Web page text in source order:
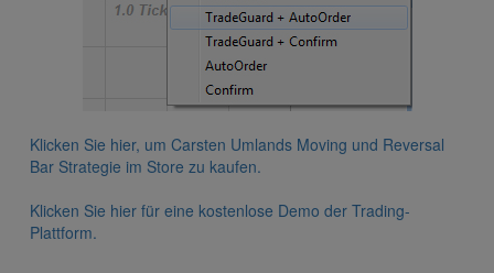
Klicken Sie hier, um Carsten Umlands Moving und Reversal
Bar Strategie im Store zu kaufen.
Klicken Sie hier für eine kostenlose Demo der Trading-
Plattform.